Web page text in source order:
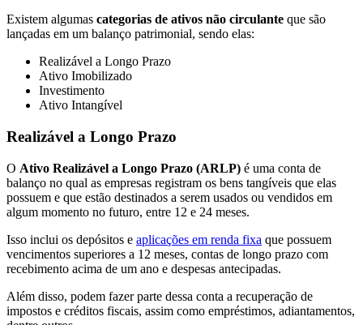
Existem algumas categorias de ativos não circulante que são
lançadas em um balanço patrimonial, sendo elas:
Realizável a Longo Prazo
Ativo Imobilizado
Investimento
Ativo Intangível
Realizável a Longo Prazo
O Ativo Realizável a Longo Prazo (ARLP) é uma conta de
balanço no qual as empresas registram os bens tangíveis que elas
possuem e que estão destinados a serem usados ou vendidos em
algum momento no futuro, entre 12 e 24 meses.
Isso inclui os depósitos e aplicações em renda fixa que possuem
vencimentos superiores a 12 meses, contas de longo prazo com
recebimento acima de um ano e despesas antecipadas.
Além disso, podem fazer parte dessa conta a recuperação de
impostos e créditos fiscais, assim como empréstimos, adiantamentos,